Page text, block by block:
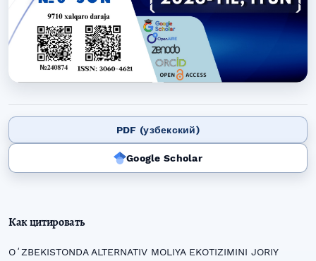
PDF (узбекский)
Google Scholar
Как цитировать
OʻZBEKISTONDA ALTERNATIV MOLIYA EKOTIZIMINI JORIY